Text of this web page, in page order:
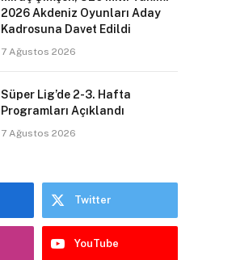
2026 Akdeniz Oyunları Aday
Kadrosuna Davet Edildi
7 Ağustos 2026
Süper Lig’de 2-3. Hafta
Programları Açıklandı
7 Ağustos 2026
Twitter
YouTube